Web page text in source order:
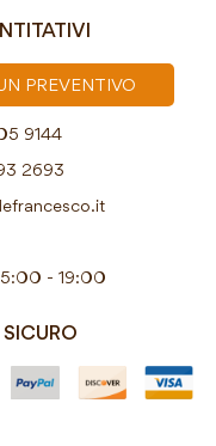
PREVENTIVO
9144
2693
- 19:00